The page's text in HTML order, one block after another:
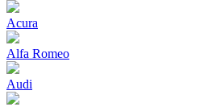
Acura
Alfa Romeo
Audi